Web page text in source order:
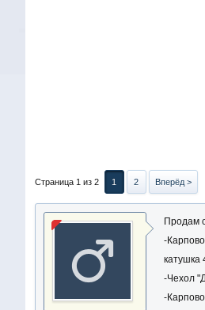
Страница 1 из 2 1 2 Вперёд >
Продам
-
катушка
-Чехол
-